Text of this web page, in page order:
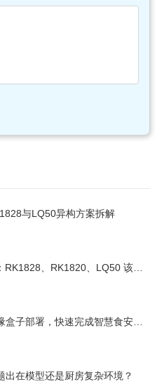
与LQ50异构方案拆解
、RK1820、LQ50 该上
盒子部署，快速完成智慧食安改
出在模型还是厨房复杂环境？